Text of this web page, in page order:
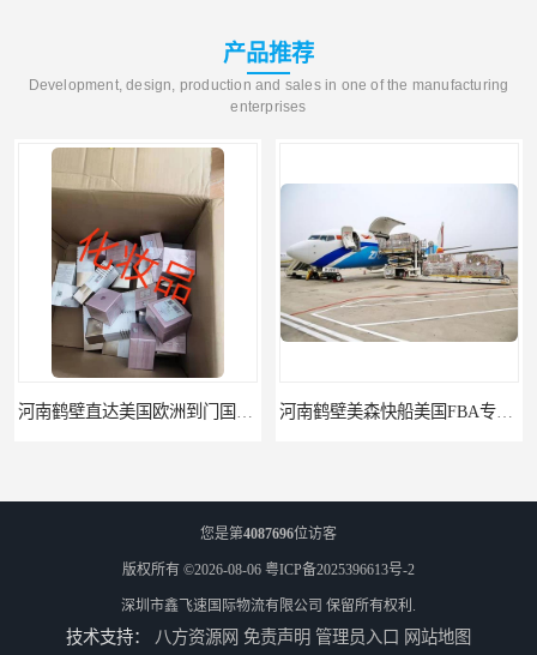
产品推荐
Development, design, production and sales in one of the manufacturing
enterprises
您是第4087696位访客
版权所有 ©2026-08-06 粤ICP备2025396613号-2
深圳市鑫飞速国际物流有限公司 保留所有权利.
技术支持： 八方资源网 免责声明 管理员入口 网站地图